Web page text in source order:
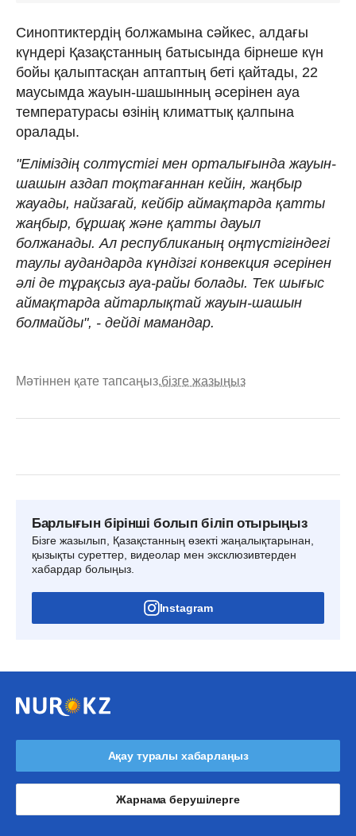
Синоптиктердің болжамына сәйкес, алдағы
күндері Қазақстанның батысында бірнеше күн
бойы қалыптасқан аптаптың беті қайтады, 22
маусымда жауын-шашынның әсерінен ауа
температурасы өзінің климаттық қалпына
оралады.
"Еліміздің солтүстігі мен орталығында жауын-
шашын аздап тоқтағаннан кейін, жаңбыр
жауады, найзағай, кейбір аймақтарда қатты
жаңбыр, бұршақ және қатты дауыл
болжанады. Ал республиканың оңтүстігіндегі
таулы аудандарда күндізгі конвекция әсерінен
әлі де тұрақсыз ауа-райы болады. Тек шығыс
аймақтарда айтарлықтай жауын-шашын
болмайды", - дейді мамандар.
Мәтіннен қате тапсаңыз,бізге жазыңыз
Барлығын бірінші болып біліп отырыңыз
Бізге жазылып, Қазақстанның өзекті жаңалықтарынан,
қызықты суреттер, видеолар мен эксклюзивтерден
хабардар болыңыз.
Instagram
Ақау туралы хабарлаңыз
Жарнама берушілерге